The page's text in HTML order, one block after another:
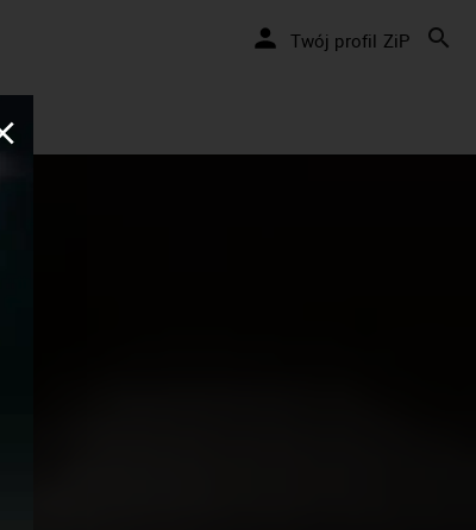
Twój profil ZiP